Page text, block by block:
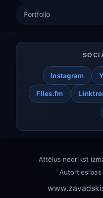
Portfolio
Instagram
Files.fm
Attēlus nedrīkst
Autortiesības